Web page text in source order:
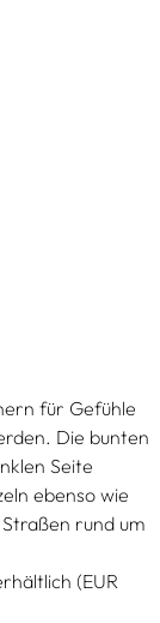
für Gefühle
Die bunten
Seite
ebenso wie
rund um
(EUR